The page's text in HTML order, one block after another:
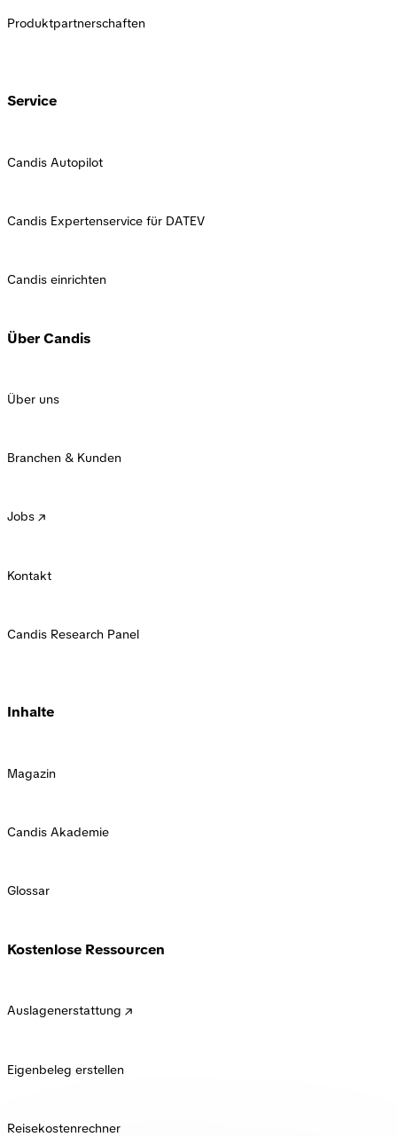
Produktpartnerschaften
Service
Candis Autopilot
Candis Expertenservice für DATEV
Candis einrichten
Über Candis
Über uns
Branchen & Kunden
Jobs
Kontakt
Candis Research Panel
Inhalte
Magazin
Candis Akademie
Glossar
Kostenlose Ressourcen
Auslagenerstattung
Eigenbeleg erstellen
Reisekostenrechner